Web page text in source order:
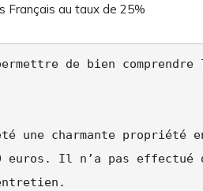
Français au taux de 25%
de bien
une charmante propriété
euros. Il n’a pas effectué